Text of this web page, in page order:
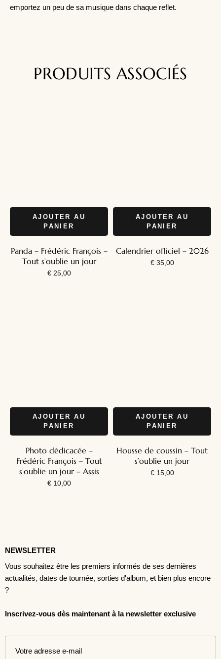
emportez un peu de sa musique dans chaque reflet.
PRODUITS ASSOCIÉS
AJOUTER AU
PANIER
Panda – Frédéric François –
Tout s’oublie un jour
€25,00
AJOUTER AU
PANIER
Calendrier officiel – 2026
€35,00
AJOUTER AU
PANIER
Photo dédicacée –
Frédéric François – Tout
s’oublie un jour – Assis
€10,00
AJOUTER AU
PANIER
Housse de coussin – Tout
s’oublie un jour
€15,00
NEWSLETTER
Vous souhaitez être les premiers informés de ses dernières
actualités, dates de tournée, sorties d'album, et bien plus encore
?
Inscrivez-vous dès maintenant à la newsletter exclusive